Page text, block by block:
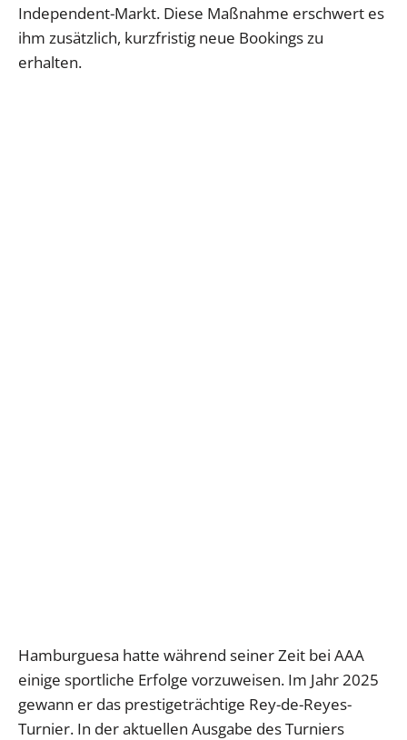
Independent-Markt. Diese Maßnahme erschwert es
ihm zusätzlich, kurzfristig neue Bookings zu
erhalten.
Hamburguesa hatte während seiner Zeit bei AAA
einige sportliche Erfolge vorzuweisen. Im Jahr 2025
gewann er das prestigeträchtige Rey-de-Reyes-
Turnier. In der aktuellen Ausgabe des Turniers